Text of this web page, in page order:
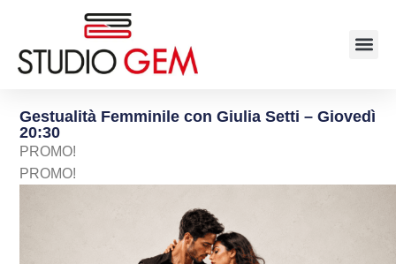
Gestualità Femminile con Giulia Setti – Giovedì
20:30
PROMO!
PROMO!